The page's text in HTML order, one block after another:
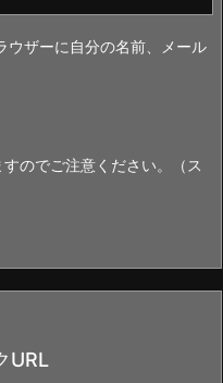
ウザーに自分の名前、メール
のでご注意ください。（ス
URL